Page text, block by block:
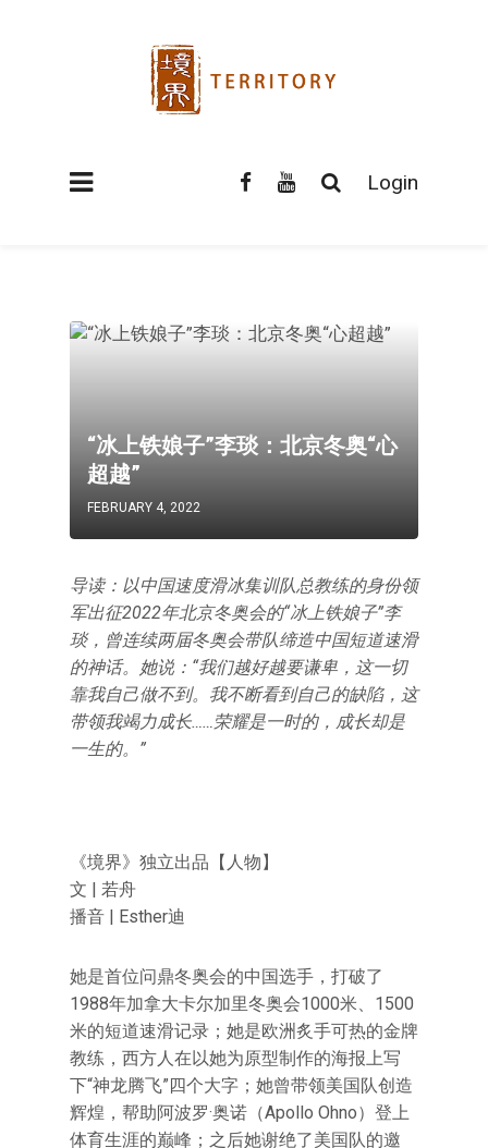
Login
“冰上铁娘子”李琰：北京冬奥“心
超越”
FEBRUARY 4, 2022
导读：以中国速度滑冰集训队总教练的身份领
军出征2022年北京冬奥会的“冰上铁娘子”李
琰，曾连续两届冬奥会带队缔造中国短道速滑
的神话。她说：“我们越好越要谦卑，这一切
靠我自己做不到。我不断看到自己的缺陷，这
带领我竭力成长……荣耀是一时的，成长却是
一生的。”
《境界》独立出品【人物】
文 | 若舟
播音 | Esther迪
她是首位问鼎冬奥会的中国选手，打破了
1988年加拿大卡尔加里冬奥会1000米、1500
米的短道速滑记录；她是欧洲炙手可热的金牌
教练，西方人在以她为原型制作的海报上写
下“神龙腾飞”四个大字；她曾带领美国队创造
辉煌，帮助阿波罗·奥诺（Apollo Ohno）登上
体育生涯的巅峰；之后她谢绝了美国队的邀